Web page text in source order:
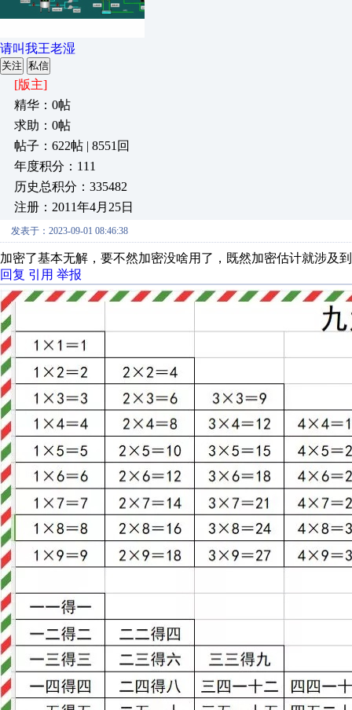
请叫我王老湿
关注 私信
[版主]
精华：0帖
求助：0帖
帖子：622帖 | 8551回
年度积分：111
历史总积分：335482
注册：2011年4月25日
发表于：2023-09-01 08:46:38
加密了基本无解，要不然加密没啥用了，既然加密估计就涉及
回复 引用 举报